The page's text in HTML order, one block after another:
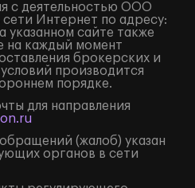
с деятельностью ООО
Интернет по адресу:
указанном сайте также
на каждый момент
брокерских и
производится
порядке.
для направления
(жалоб) указан
органов в сети